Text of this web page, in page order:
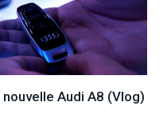
Audi A8 (Vlog)